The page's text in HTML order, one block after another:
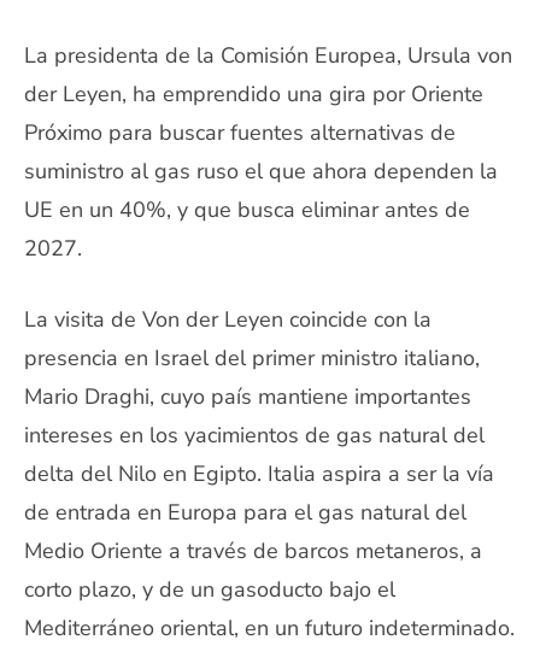
La presidenta de la Comisión Europea, Ursula von
der Leyen, ha emprendido una gira por Oriente
Próximo para buscar fuentes alternativas de
suministro al gas ruso el que ahora dependen la
UE en un 40%, y que busca eliminar antes de
2027.
La visita de Von der Leyen coincide con la
presencia en Israel del primer ministro italiano,
Mario Draghi, cuyo país mantiene importantes
intereses en los yacimientos de gas natural del
delta del Nilo en Egipto. Italia aspira a ser la vía
de entrada en Europa para el gas natural del
Medio Oriente a través de barcos metaneros, a
corto plazo, y de un gasoducto bajo el
Mediterráneo oriental, en un futuro indeterminado.